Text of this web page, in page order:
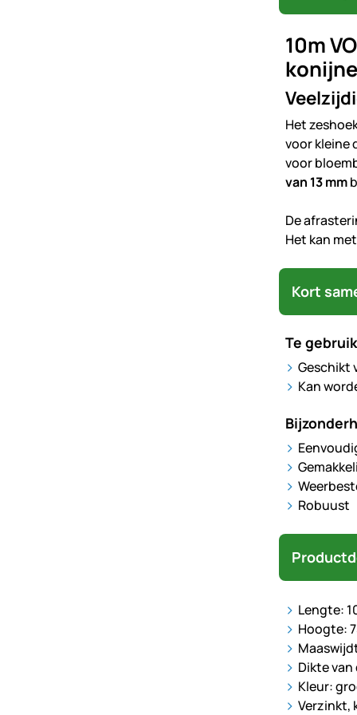
10m
Het
voor kleine
voor
van 13 mm
De
Het kan
Kort
Te
Geschikt
Kan
Robuust
Lengte:
Hoogte:
Dikte
Kleur:
Verzinkt,